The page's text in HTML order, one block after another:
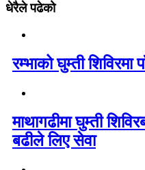
धेरैले पढेको
रम्भाको घुम्ती
माथागढीमा घुम्ती
बढीले लिए सेवा